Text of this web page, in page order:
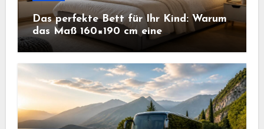
Das perfekte Bett für Ihr Kind: Warum
das Maß 160×190 cm eine
ausgezeichnete Wahl ist